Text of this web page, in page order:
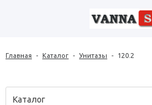
Главная - Каталог - Унитазы - 120.2
Каталог